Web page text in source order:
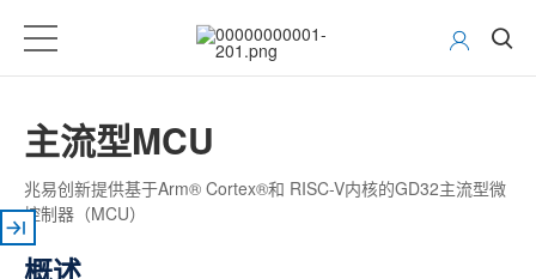
主流型MCU
兆易创新提供基于Arm® Cortex®和 RISC-V内核的GD32主流型微
控制器（MCU）
概述